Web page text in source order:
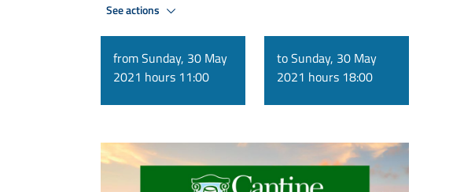
See actions
from Sunday, 30 May
2021 hours 11:00
to Sunday, 30 May
2021 hours 18:00